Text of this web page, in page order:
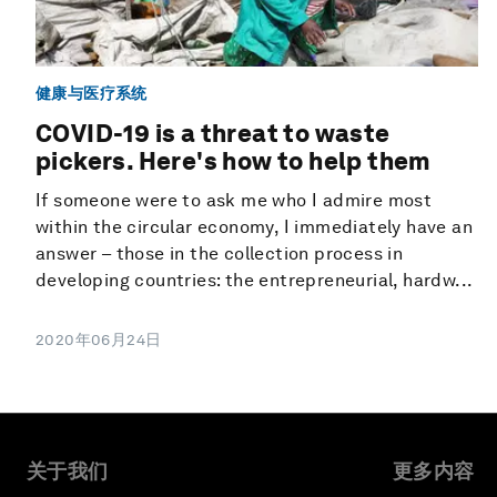
健康与医疗系统
COVID-19 is a threat to waste
pickers. Here's how to help them
If someone were to ask me who I admire most
within the circular economy, I immediately have an
answer – those in the collection process in
developing countries: the entrepreneurial, hardw...
2020年06月24日
关于我们 更多内容